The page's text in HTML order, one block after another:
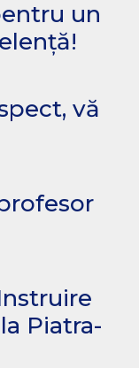
un
vă
Piatra-